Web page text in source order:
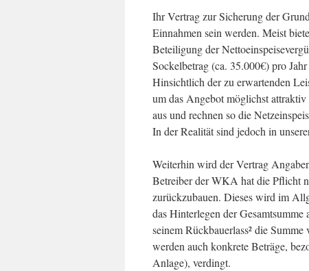
Ihr Vertrag zur Sicherung der
Einnahmen sein werden. Meist
Beteiligung der
Sockelbetrag (ca. 35.000€) pro
Hinsichtlich der zu erwartenden
um das Angebot möglichst
aus und rechnen so die
In der Realität sind jedoch in
Weiterhin wird der Vertrag
Betreiber der WKA hat die Pflicht
zurückzubauen. Dieses wird im
das Hinterlegen der
seinem Rückbauerlass² die
werden auch konkrete Beträge,
Anlage), verdingt.